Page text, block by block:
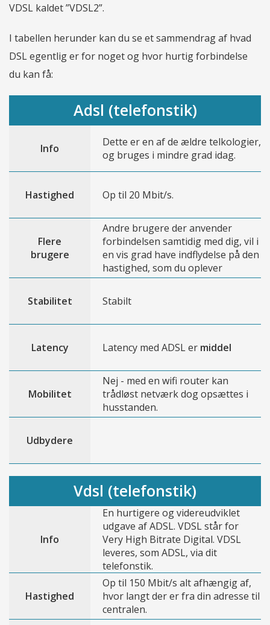
VDSL kaldet ”VDSL2”.
I tabellen herunder kan du se et sammendrag af hvad
DSL egentlig er for noget og hvor hurtig forbindelse
du kan få:
Adsl (telefonstik)
Info
Dette er en af de ældre telkologier,
og bruges i mindre grad idag.
Hastighed Op til 20 Mbit/s.
Flere
brugere
Andre brugere der anvender
forbindelsen samtidig med dig, vil i
en vis grad have indflydelse på den
hastighed, som du oplever
Stabilitet Stabilt
Latency Latency med ADSL er middel
Mobilitet
Nej - med en wifi router kan
trådløst netværk dog opsættes i
husstanden.
Udbydere
Vdsl (telefonstik)
Info
En hurtigere og videreudviklet
udgave af ADSL. VDSL står for
Very High Bitrate Digital. VDSL
leveres, som ADSL, via dit
telefonstik.
Hastighed
Op til 150 Mbit/s alt afhængig af,
hvor langt der er fra din adresse til
centralen.